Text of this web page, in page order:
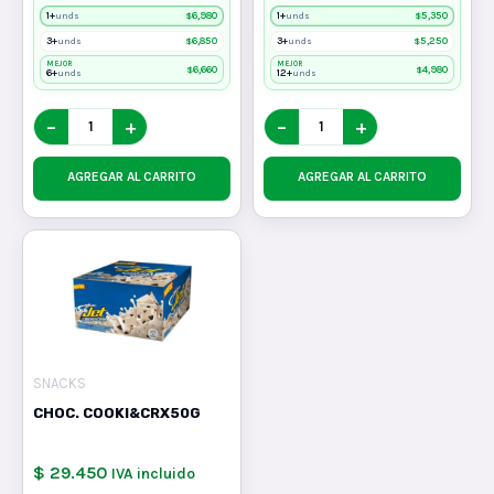
1+unds $6,980
3+unds $6,850
MEJOR
6+unds $6,660
− +
AGREGAR AL CARRITO
1+unds $5,350
3+unds $5,250
MEJOR
12+unds $4,980
− +
AGREGAR AL CARRITO
SNACKS
CHOC. COOKI&CRX50G
$ 29.450 IVA incluido